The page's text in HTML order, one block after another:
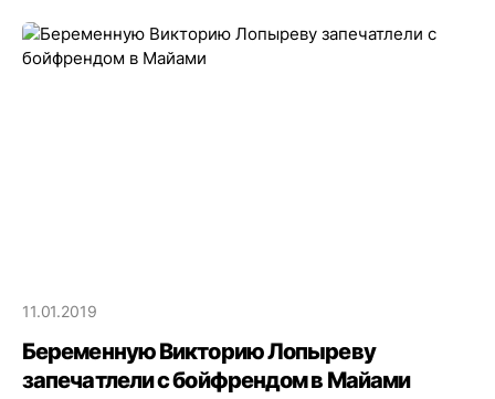
11.01.2019
Беременную Викторию Лопыреву
запечатлели с бойфрендом в Майами